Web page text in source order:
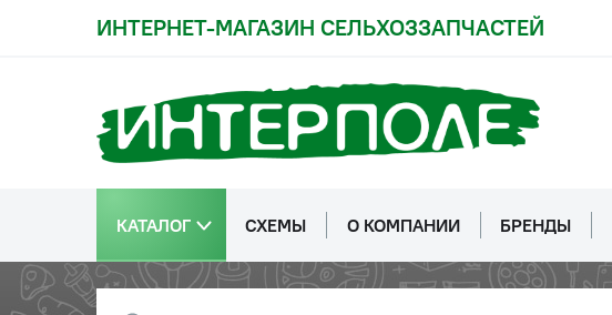
ИНТЕРНЕТ-МАГАЗИН СЕЛЬХОЗЗАПЧАСТЕЙ
КАТАЛОГ СХЕМЫ О КОМПАНИИ БРЕНДЫ